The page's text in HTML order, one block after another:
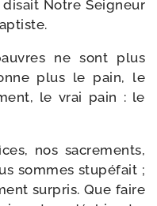
Notre Seigneur
ne sont plus
plus le pain, le
le vrai pain : le
nos sacre­ments,
sommes stu­pé­fait ;
sur­pris. Que faire